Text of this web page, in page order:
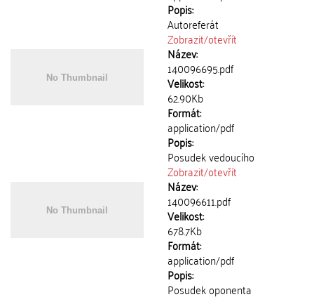
Popis:
Autoreferát
Zobrazit/otevřít
Název:
140096695.pdf
Velikost:
62.90Kb
Formát:
application/pdf
Popis:
Posudek vedoucího
Zobrazit/otevřít
Název:
140096611.pdf
Velikost:
678.7Kb
Formát:
application/pdf
Popis:
Posudek oponenta